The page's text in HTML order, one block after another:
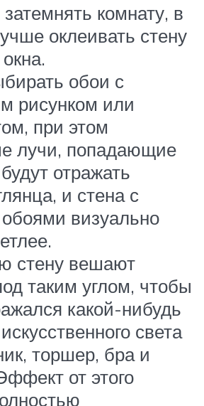
комнату, в
оклеивать стену
обои с
рисунком или
при этом
лучи, попадающие
отражать
и стена с
визуально
стену вешают
таким углом, чтобы
какой-нибудь
света
торшер, бра и
от этого